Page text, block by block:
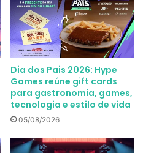
Dia dos Pais 2026: Hype
Games reúne gift cards
para gastronomia, games,
tecnologia e estilo de vida
05/08/2026